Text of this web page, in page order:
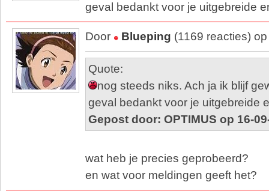
geval bedankt voor je uitgebreide
Door Blueping (1169 reacties)
Quote:
nog steeds niks. Ach ja ik blijf
geval bedankt voor je uitgebreide
Gepost door: OPTIMUS op 16-
wat heb je precies geprobeerd?
en wat voor meldingen geeft het?